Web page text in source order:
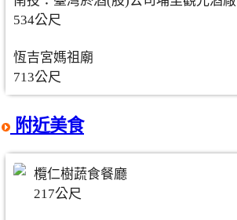
534公尺
恆吉宮媽祖廟
713公尺
附近美食
欖仁樹蔬食餐廳
217公尺